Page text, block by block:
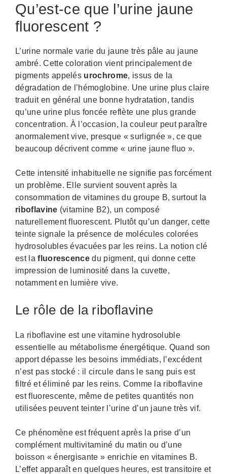
Qu’est-ce que l’urine jaune
fluorescent ?
L’urine normale varie du jaune très pâle au jaune
ambré. Cette coloration vient principalement de
pigments appelés urochrome, issus de la
dégradation de l’hémoglobine. Une urine plus claire
traduit en général une bonne hydratation, tandis
qu’une urine plus foncée reflète une plus grande
concentration. À l’occasion, la couleur peut paraître
anormalement vive, presque « surlignée », ce que
beaucoup décrivent comme « urine jaune fluo ».
Cette intensité inhabituelle ne signifie pas forcément
un problème. Elle survient souvent après la
consommation de vitamines du groupe B, surtout la
riboflavine (vitamine B2), un composé
naturellement fluorescent. Plutôt qu’un danger, cette
teinte signale la présence de molécules colorées
hydrosolubles évacuées par les reins. La notion clé
est lafluorescence du pigment, qui donne cette
impression de luminosité dans la cuvette,
notamment en lumière vive.
Le rôle de la riboflavine
La riboflavine est une vitamine hydrosoluble
essentielle au métabolisme énergétique. Quand son
apport dépasse les besoins immédiats, l’excédent
n’est pas stocké : il circule dans le sang puis est
filtré et éliminé par les reins. Comme la riboflavine
est fluorescente, même de petites quantités non
utilisées peuvent teinter l’urine d’un jaune très vif.
Ce phénomène est fréquent après la prise d’un
complément multivitaminé du matin ou d’une
boisson « énergisante » enrichie en vitamines B.
L’effet apparaît en quelques heures, est transitoire et